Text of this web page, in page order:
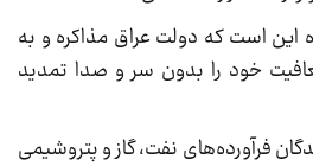
است که دولت عراق مذاکره و به
خود را بدون سر و صدا تمدید
فرآورده‌های نفت، گاز و پتروشیمی